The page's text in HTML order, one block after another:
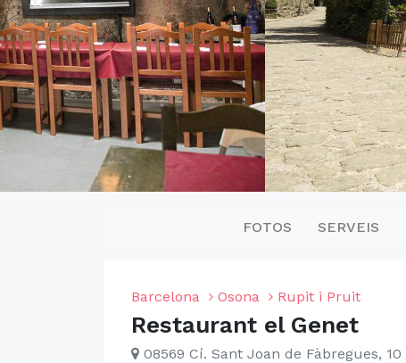
FOTOS SERVEIS
Barcelona Osona Rupit i Pruit
Restaurant el Genet
08569 Cí. Sant Joan de Fàbregues, 10